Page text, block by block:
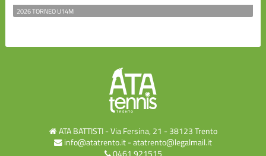
2026 TORNEO U14M
ATA BATTISTI - Via Fersina, 21 - 38123 Trento
info@atatrento.it - atatrento@legalmail.it